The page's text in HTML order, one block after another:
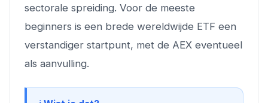
sectorale spreiding. Voor de meeste
beginners is een brede wereldwijde ETF een
verstandiger startpunt, met de AEX eventueel
als aanvulling.